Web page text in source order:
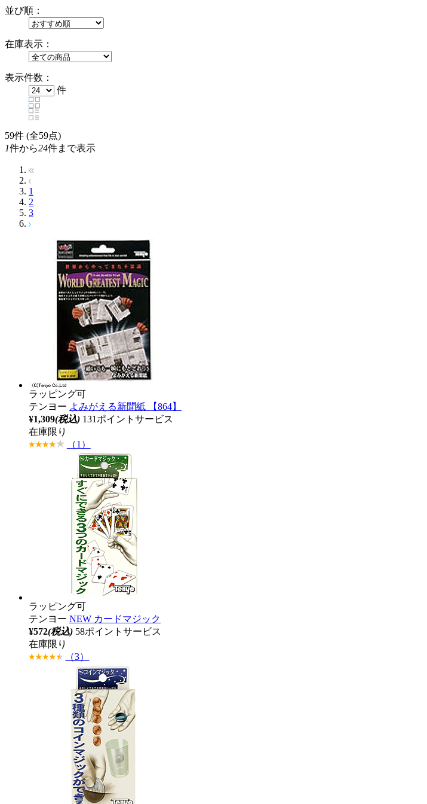
並び順：
在庫表示：
表示件数：
件
59件 (全59点)
1件から24件まで表示
1
2
3
ラッピング可
テンヨー よみがえる新聞紙 【864】
¥1,309(税込) 131ポイントサービス
在庫限り
（1）
ラッピング可
テンヨー NEW カードマジック
¥572(税込) 58ポイントサービス
在庫限り
（3）